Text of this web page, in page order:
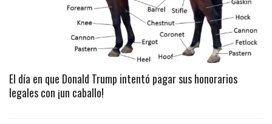
El día en que Donald Trump intentó pagar sus honorarios
legales con ¡un caballo!